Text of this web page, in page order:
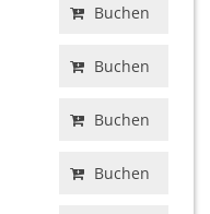
Buchen
Buchen
Buchen
Buchen